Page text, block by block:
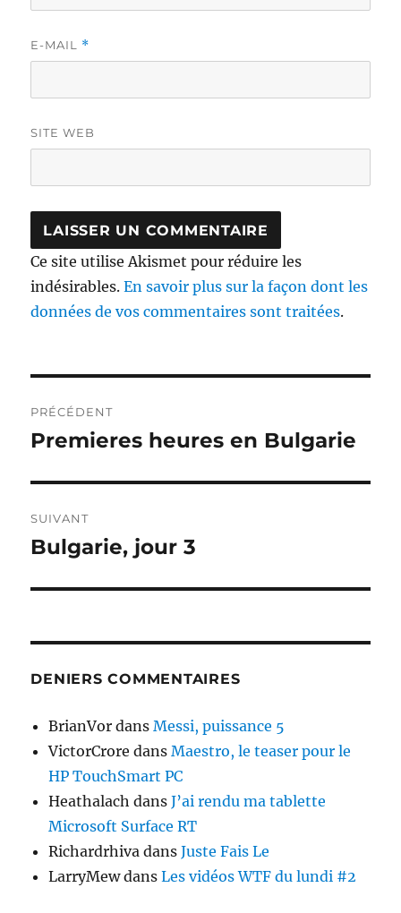
E-MAIL *
SITE WEB
Ce site utilise Akismet pour réduire les
indésirables.En savoir plus sur la façon dont les
données de vos commentaires sont traitées.
de
PRÉCÉDENT
Publication
Premieres heures en Bulgarie
SUIVANT
Publication
Bulgarie, jour 3
DENIERS COMMENTAIRES
BrianVor dansMessi, puissance 5
VictorCrore dansMaestro, le teaser pour le
HP TouchSmart PC
Heathalach dansJ’ai rendu ma tablette
Microsoft Surface RT
Richardrhiva dansJuste Fais Le
LarryMewdansLes vidéos WTF du lundi #2